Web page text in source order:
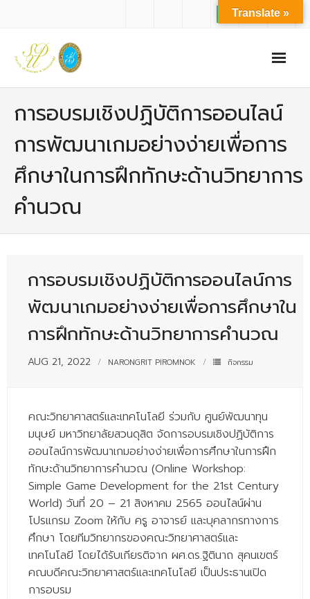
- ปรัชญาการจัดการศึกษา มหาวิทยาลัยสวนดุสิต
- ปรัชญา วิสัยทัศน์ พันธกิจ ของคณะ
- ประวัติความเป็นมาของคณะ
- - วิทยาศาสตร์เครื่องสำอาง
- - อาชีวอนามัยและความปลอดภัย
- - อนามัยสิ่งแวดล้อมและสาธารณภัย
- - วิทยาศาสตร์การแพทย์
- - ความมั่นคงปลอดภัยไซเบอร์
- - อุตสาหกรรมชีวภาพเพื่อธุรกิจ
การอบรมเชิงปฏิบัติการออนไลน์
การพัฒนาเกมอย่างง่ายเพื่อการ
ศึกษาในการฝึกทักษะด้านวิทยาการ
คํานวณ
การอบรมเชิงปฏิบัติการออนไลน์การ
พัฒนาเกมอย่างง่ายเพื่อการศึกษาใน
การฝึกทักษะด้านวิทยาการคํานวณ
AUG 21, 2022 NARONGRIT PIROMNOK กิจกรรม
คณะวิทยาศาสตร์และเทคโนโลยี ร่วมกับ ศูนย์พัฒนาทุน
มนุษย์ มหาวิทยาลัยสวนดุสิต จัดการอบรมเชิงปฏิบัติการ
ออนไลน์การพัฒนาเกมอย่างง่ายเพื่อการศึกษาในการฝึก
ทักษะด้านวิทยาการคํานวณ (Online Workshop:
Simple Game Development for the 21st Century
World) วันที่ 20 – 21 สิงหาคม 2565 ออนไลน์ผ่าน
โปรแกรม Zoom ให้กับ ครู อาจารย์ และบุคลากรทางการ
ศึกษา โดยทีมวิทยากรของคณะวิทยาศาสตร์และ
เทคโนโลยี โดยได้รับเกียรติจาก ผศ.ดร.ฐิตินาถ สุคนเขตร์
คณบดีคณะวิทยาศาสตร์และเทคโนโลยี เป็นประธานเปิด
การอบรม
Translate »